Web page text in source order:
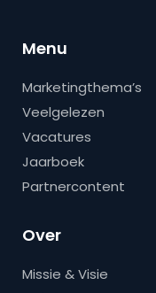
Menu
Marketingthema’s
Veelgelezen
Vacatures
Jaarboek
Partnercontent
Over
Missie & Visie